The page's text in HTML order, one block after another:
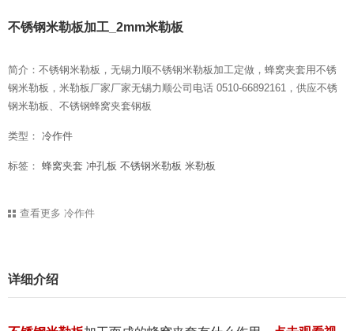
不锈钢米勒板加工_2mm米勒板
简介：不锈钢米勒板，无锡力顺不锈钢米勒板加工定做，蜂窝夹套用不锈
钢米勒板，米勒板厂家厂家无锡力顺公司电话 0510-66892161，供应不锈
钢米勒板、不锈钢蜂窝夹套钢板
类型： 冷作件
标签： 蜂窝夹套 冲孔板 不锈钢米勒板 米勒板
查看更多 冷作件
详细介绍